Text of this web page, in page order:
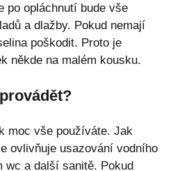
po opláchnutí bude vše
a dlažby. Pokud nemají
poškodit. Proto je
někde na malém kousku.
moc vše používáte. Jak
ovlivňuje usazování vodního
wc a další sanitě. Pokud